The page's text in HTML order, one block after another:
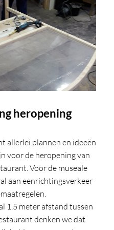
heropening
allerlei plannen en ideeën
voor de heropening van
Voor de museale
aan eenrichtingsverkeer
1,5 meter afstand tussen
denken we dat